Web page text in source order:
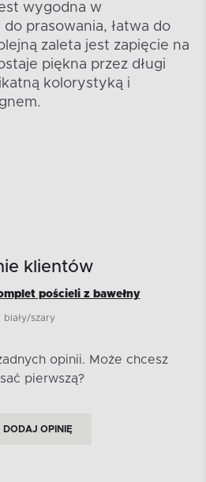
wygodna w
prasowania, łatwa do
zaleta jest zapięcie na
piękna przez długi
kolorystyką i
klientów
pościeli z bawełny
biały/szary
opinii. Może chcesz
pierwszą?
DODAJ OPINIĘ